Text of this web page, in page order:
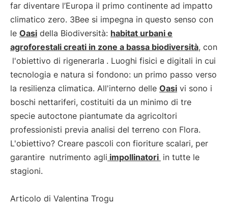
far diventare l’Europa il primo continente ad impatto
climatico zero. 3Bee si impegna in questo senso con
le Oasi della Biodiversità: habitat urbani e
agroforestali creati in zone a bassa biodiversità, con
l'obiettivo di rigenerarla . Luoghi fisici e digitali in cui
tecnologia e natura si fondono: un primo passo verso
la resilienza climatica. All'interno delle Oasi vi sono i
boschi nettariferi, costituiti da un minimo di tre
specie autoctone piantumate da agricoltori
professionisti previa analisi del terreno con Flora.
L'obiettivo? Creare pascoli con fioriture scalari, per
garantire nutrimento agli impollinatori in tutte le
stagioni.
Articolo di Valentina Trogu